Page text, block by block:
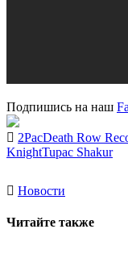
Подпишись на наш
2PacDeath Row
KnightTupac Shakur
Новости
Читайте также